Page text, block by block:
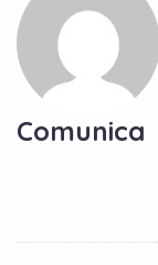
Comunica